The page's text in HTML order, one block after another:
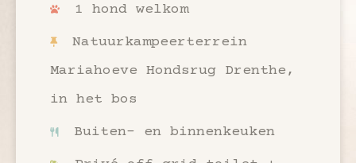
1 hond welkom
Natuurkampeerterrein
Mariahoeve Hondsrug Drenthe,
in het bos
Buiten- en binnenkeuken